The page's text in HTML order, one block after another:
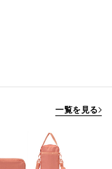
一覧を見る